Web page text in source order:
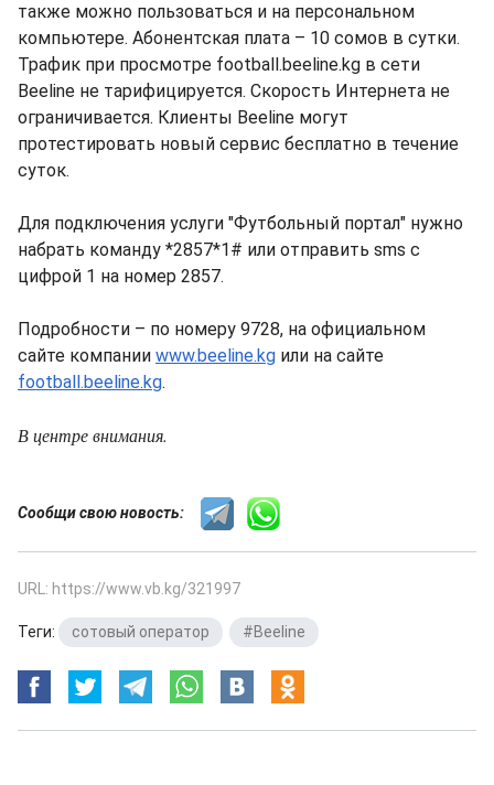
также можно пользоваться и на персональном
компьютере. Абонентская плата – 10 сомов в сутки.
Трафик при просмотре football.beeline.kg в сети
Beeline не тарифицируется. Скорость Интернета не
ограничивается. Клиенты Beeline могут
протестировать новый сервис бесплатно в течение
суток.
Для подключения услуги "Футбольный портал" нужно
набрать команду *2857*1# или отправить sms с
цифрой 1 на номер 2857.
Подробности – по номеру 9728, на официальном
сайте компании www.beeline.kg или на сайте
football.beeline.kg.
В центре внимания.
Сообщи свою новость:
URL: https://www.vb.kg/321997
Теги: сотовый оператор #Beeline